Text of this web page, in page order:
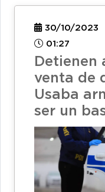
30/10/2023
01:27
Detienen
venta de
Usaba
ser un